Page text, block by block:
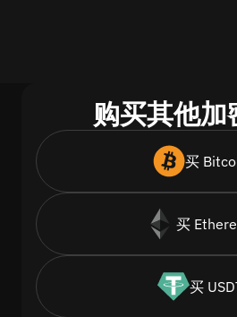
购买其他加
买
买
买